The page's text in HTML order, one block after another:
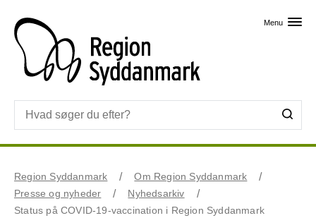
Menu
Region Syddanmark
Om Region Syddanmark
Presse og nyheder
Nyhedsarkiv
Status på COVID-19-vaccination i Region Syddanmark